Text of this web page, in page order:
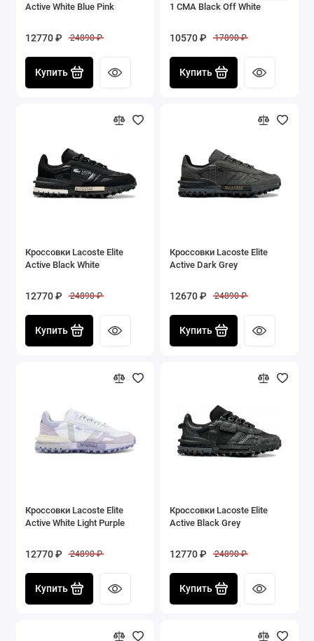
Active White Blue Pink
12770 ₽ 24890 ₽
Купить
1 CMA Black Off White
10570 ₽ 17890 ₽
Купить
Кроссовки Lacoste Elite
Active Black White
12770 ₽ 24890 ₽
Купить
Кроссовки Lacoste Elite
Active Dark Grey
12670 ₽ 24890 ₽
Купить
Кроссовки Lacoste Elite
Active White Light Purple
12770 ₽ 24890 ₽
Купить
Кроссовки Lacoste Elite
Active Black Grey
12770 ₽ 24890 ₽
Купить